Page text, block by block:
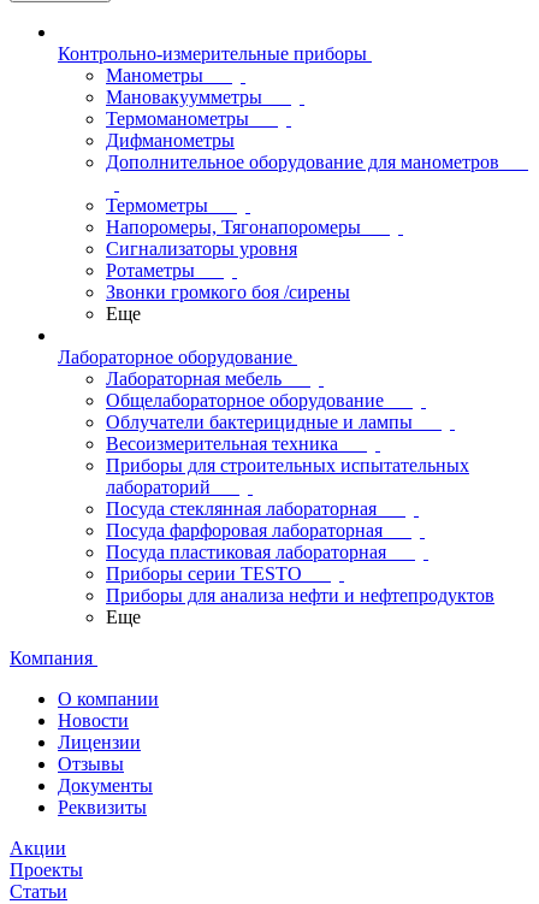
Контрольно-измерительные приборы
Манометры
Мановакуумметры
Термоманометры
Дифманометры
Дополнительное оборудование для манометров
Термометры
Напоромеры, Тягонапоромеры
Сигнализаторы уровня
Ротаметры
Звонки громкого боя /сирены
Еще
Лабораторное оборудование
Лабораторная мебель
Общелабораторное оборудование
Облучатели бактерицидные и лампы
Весоизмерительная техника
Приборы для строительных испытательных
лабораторий
Посуда стеклянная лабораторная
Посуда фарфоровая лабораторная
Посуда пластиковая лабораторная
Приборы серии TESTO
Приборы для анализа нефти и нефтепродуктов
Еще
Компания
О компании
Новости
Лицензии
Отзывы
Документы
Реквизиты
Акции
Проекты
Статьи